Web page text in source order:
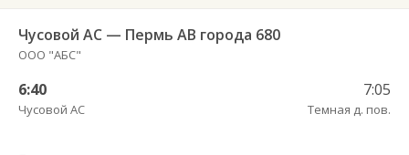
Чусовой АС — Пермь АВ города 680
ООО "АБС"
6:40
Чусовой АС
7:05
Темная д. пов.